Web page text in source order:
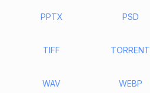
PPTX PSD
TIFF TORRENT
WAV WEBP